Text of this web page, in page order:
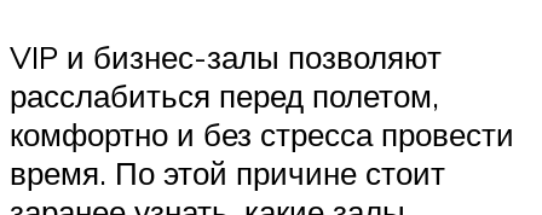
VIP и бизнес-залы позволяют
расслабиться перед полетом,
комфортно и без стресса провести
время. По этой причине стоит